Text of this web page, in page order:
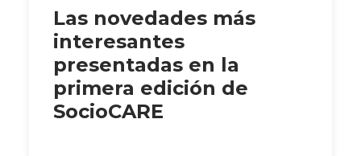
Las novedades más
interesantes
presentadas en la
primera edición de
SocioCARE